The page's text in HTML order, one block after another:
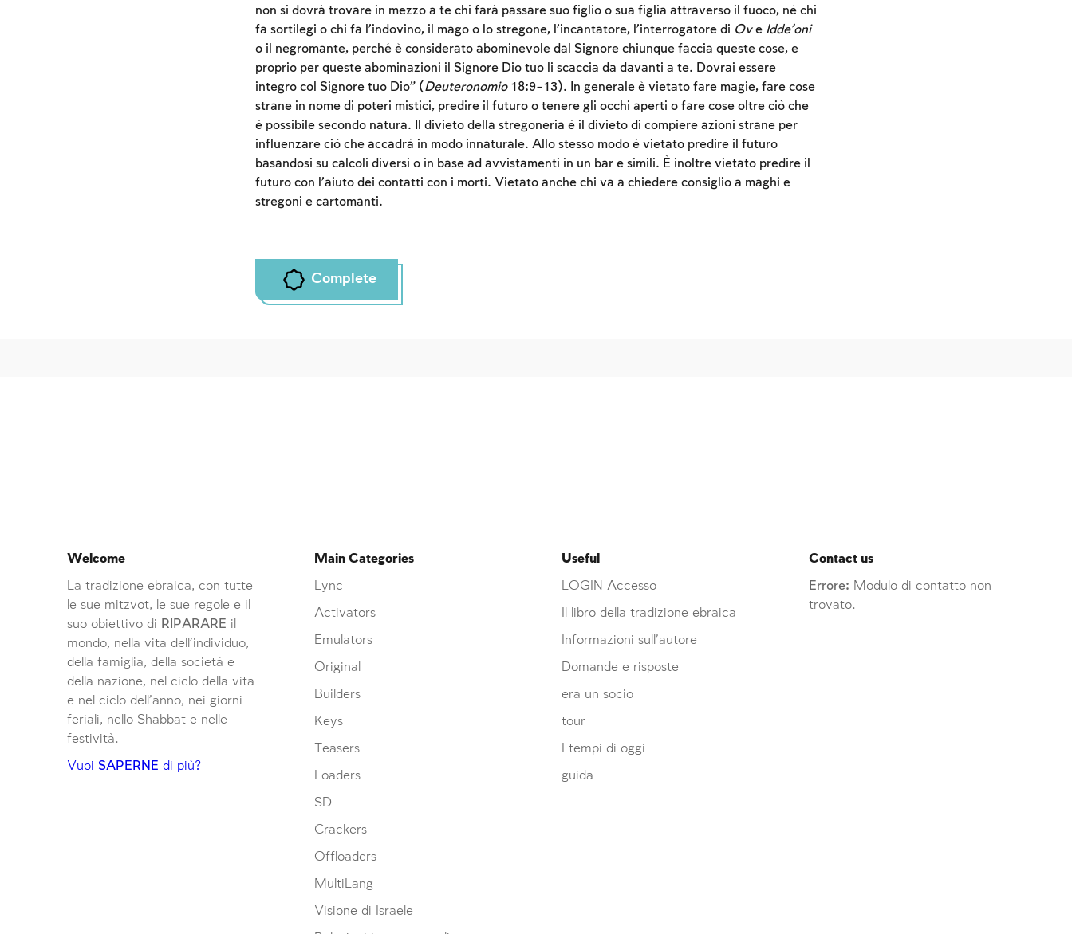
non si dovrà trovare in mezzo a te chi farà passare suo figlio o sua figlia attraverso il fuoco, né chi
fa sortilegi o chi fa l’indovino, il mago o lo stregone, l’incantatore, l’interrogatore di Ove Idde’oni
o il negromante, perché è considerato abominevole dal Signore chiunque faccia queste cose, e
proprio per queste abominazioni il Signore Dio tuo li scaccia da davanti a te. Dovrai essere
integro col Signore tuo Dio” (Deuteronomio 18:9-13). In generale è vietato fare magie, fare cose
strane in nome di poteri mistici, predire il futuro o tenere gli occhi aperti o fare cose oltre ciò che
è possibile secondo natura. Il divieto della stregoneria è il divieto di compiere azioni strane per
influenzare ciò che accadrà in modo innaturale. Allo stesso modo è vietato predire il futuro
basandosi su calcoli diversi o in base ad avvistamenti in un bar e simili. È inoltre vietato predire il
futuro con l’aiuto dei contatti con i morti. Vietato anche chi va a chiedere consiglio a maghi e
stregoni e cartomanti.
Complete
Sign up Login
Contact us
Errore: Modulo di contatto non
trovato.
Useful
LOGIN Accesso
Il libro della tradizione ebraica
Informazioni sull’autore
Domande e risposte
era un socio
tour
I tempi di oggi
guida
Main Categories
Lync
Activators
Emulators
Original
Builders
Keys
Teasers
Loaders
SD
Crackers
Offloaders
MultiLang
Visione di Israele
Welcome
La tradizione ebraica, con tutte
le sue mitzvot, le sue regole e il
suo obiettivo di RIPARARE il
mondo, nella vita dell’individuo,
della famiglia, della società e
della nazione, nel ciclo della vita
e nel ciclo dell’anno, nei giorni
feriali, nello Shabbat e nelle
festività.
Vuoi SAPERNE di più?